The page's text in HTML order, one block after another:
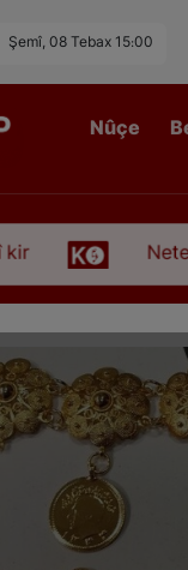
Şemî, 08 Tebax 15:00
Nûçe
Neteweperestî li